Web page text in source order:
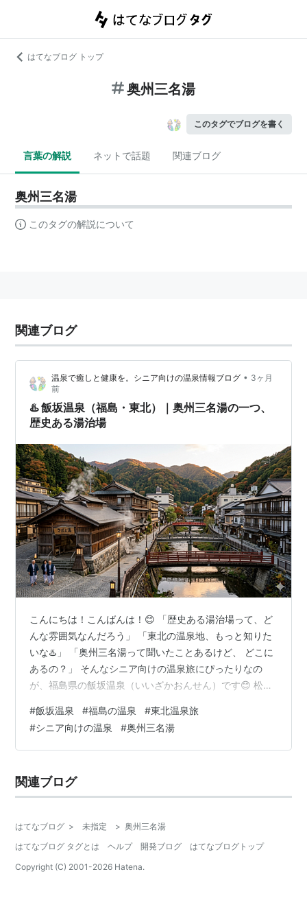
はてなブログ トップ
奥州三名湯
このタグでブログを書く
言葉の解説 ネットで話題 関連ブログ
奥州三名湯
このタグの解説について
関連ブログ
温泉で癒しと健康を。シニア向けの温泉情報ブログ • 3ヶ月
前
♨️ 飯坂温泉（福島・東北）｜奥州三名湯の一つ、
歴史ある湯治場
こんにちは！こんばんは！😊 「歴史ある湯治場って、ど
んな雰囲気なんだろう」 「東北の温泉地、もっと知りた
いな♨️」 「奥州三名湯って聞いたことあるけど、 どこに
あるの？」 そんなシニア向けの温泉旅にぴったりなの
が、福島県の飯坂温泉（いいざかおんせん）です😊 松
る歴史ある温泉地で、なんと1200年以上の歴史✨ 「昔な
がらの湯治場の雰囲気をそのまま残している」 と言わ
れ、派手さはないけれど 本物の温泉の良さが静かに息づ
坂温泉は、福島県福島市飯坂町に位置する温泉地♨️福島
駅から電車で約20分とい…
#飯坂温泉 #福島の温泉 #東北温泉旅
#シニア向けの温泉 #奥州三名湯
関連ブログ
はてなブログ > 未指定 > 奥州三名湯
はてなブログ タグとは
ヘルプ 開発ブログ
はてなブログトップ
Copyright (C) 2001-2026 Hatena.